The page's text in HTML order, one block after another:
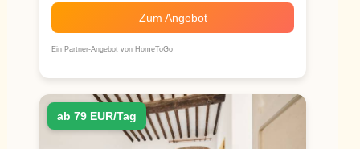
Zum Angebot
Ein Partner-Angebot von HomeToGo
ab 79 EUR/Tag